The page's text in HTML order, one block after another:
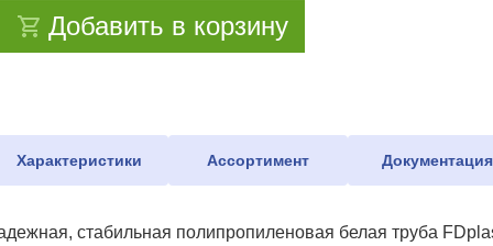
Добавить в корзину
Характеристики Ассортимент Документация
стабильная полипропиленовая белая труба